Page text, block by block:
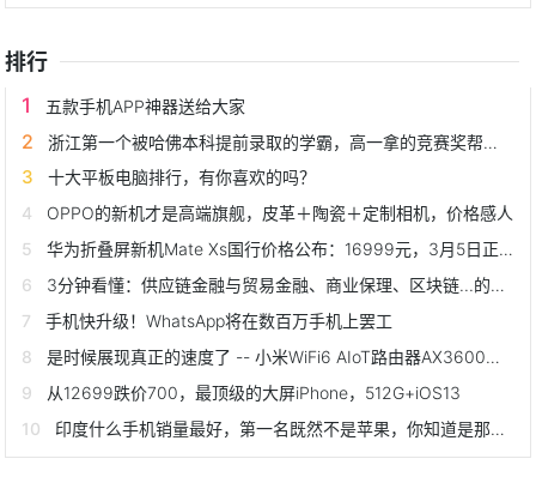
排行
五款手机APP神器送给大家
浙江第一个被哈佛本科提前录取的学霸，高一拿的竞赛奖帮了大忙
十大平板电脑排行，有你喜欢的吗？
OPPO的新机才是高端旗舰，皮革＋陶瓷＋定制相机，价格感人
华为折叠屏新机Mate Xs国行价格公布：16999元，3月5日正式开售
3分钟看懂：供应链金融与贸易金融、商业保理、区块链...的关系
手机快升级！WhatsApp将在数百万手机上罢工
是时候展现真正的速度了 -- 小米WiFi6 AIoT路由器AX3600评测
从12699跌价700，最顶级的大屏iPhone，512G+iOS13
印度什么手机销量最好，第一名既然不是苹果，你知道是那种品牌吗